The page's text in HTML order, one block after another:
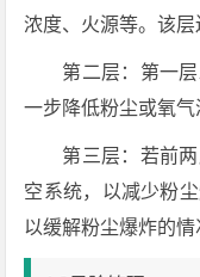
浓度、火源等。该层
第二层：第一
一步降低粉尘或氧气
第三层：若前
空系统，以减少粉
以缓解粉尘爆炸的情